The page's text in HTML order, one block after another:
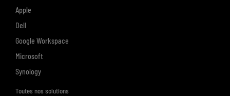
Apple
Dell
Google Workspace
Microsoft
Synology
Toutes nos solutions